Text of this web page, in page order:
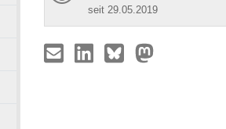
seit 29.05.2019